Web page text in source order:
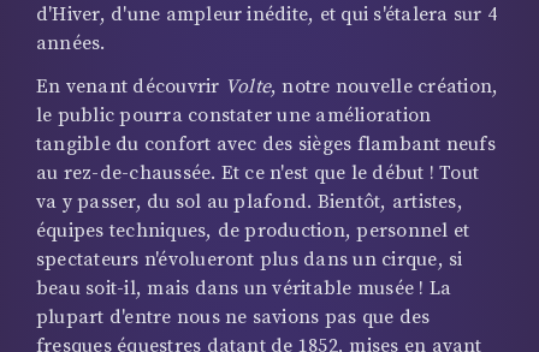
d'Hiver, d'une ampleur inédite, et qui s'étalera sur 4
années.
En venant découvrir Volte, notre nouvelle création,
le public pourra constater une amélioration
tangible du confort avec des sièges flambant neufs
au rez-de-chaussée. Et ce n'est que le début ! Tout
va y passer, du sol au plafond. Bientôt, artistes,
équipes techniques, de production, personnel et
spectateurs n'évolueront plus dans un cirque, si
beau soit-il, mais dans un véritable musée ! La
plupart d'entre nous ne savions pas que des
fresques équestres datant de 1852, mises en avant